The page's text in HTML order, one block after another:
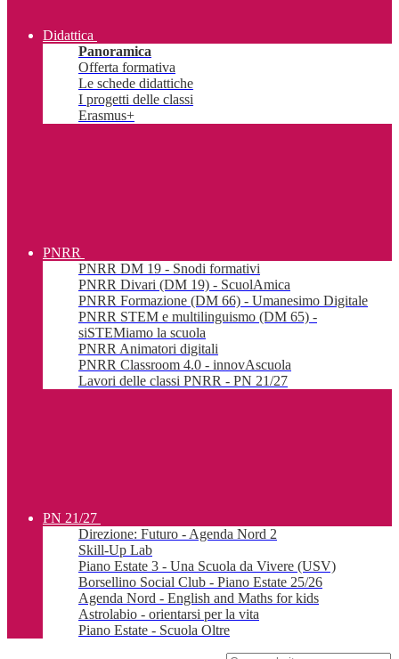
Didattica
Panoramica
Offerta formativa
Le schede didattiche
I progetti delle classi
Erasmus+
PNRR
PNRR DM 19 - Snodi formativi
PNRR Divari (DM 19) - ScuolAmica
PNRR Formazione (DM 66) - Umanesimo Digitale
PNRR STEM e multilinguismo (DM 65) -
siSTEMiamo la scuola
PNRR Animatori digitali
PNRR Classroom 4.0 - innovAscuola
Lavori delle classi PNRR - PN 21/27
PN 21/27
Direzione: Futuro - Agenda Nord 2
Skill-Up Lab
Piano Estate 3 - Una Scuola da Vivere (USV)
Borsellino Social Club - Piano Estate 25/26
Agenda Nord - English and Maths for kids
Astrolabio - orientarsi per la vita
Piano Estate - Scuola Oltre